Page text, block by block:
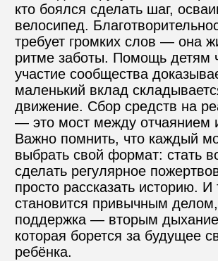
кто боялся сделать шаг,
велосипед.
требует громких слов — она
ритме заботы. Помощь детям
участие сообщества
маленький вклад
движение. Сбор средств на
— это мост между отчаянием
Важно помнить, что каждый
выбрать свой формат: стать
сделать регулярное
просто рассказать историю. И
становится привычным
поддержка — вторым
которая борется за будущее
ребёнка.